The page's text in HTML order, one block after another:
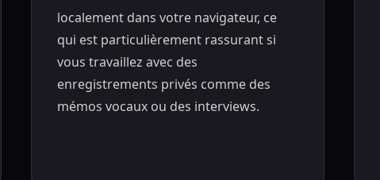
localement dans votre navigateur, ce
qui est particulièrement rassurant si
vous travaillez avec des
enregistrements privés comme des
mémos vocaux ou des interviews.